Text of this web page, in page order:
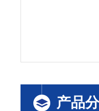
产品